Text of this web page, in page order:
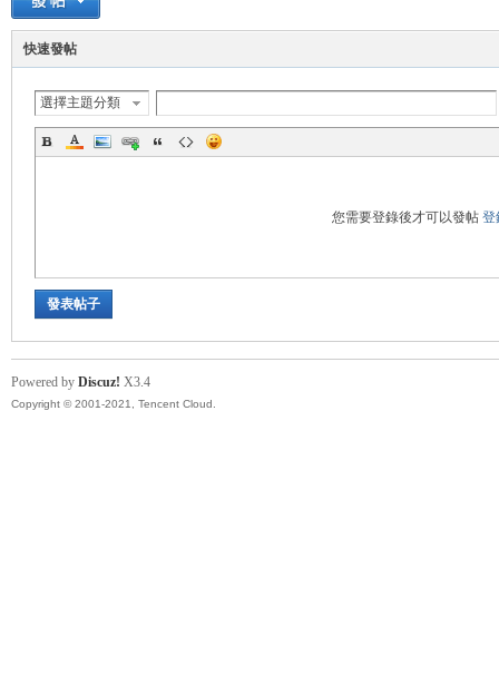
快速發帖
選擇主題分類
您需要登錄後才可以發帖 登
發表帖子
Powered by Discuz! X3.4
Copyright © 2001-2021, Tencent Cloud.